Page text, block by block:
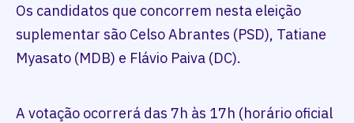
Os candidatos que concorrem nesta eleição
suplementar são Celso Abrantes (PSD), Tatiane
Myasato (MDB) e Flávio Paiva (DC).
A votação ocorrerá das 7h às 17h (horário oficial